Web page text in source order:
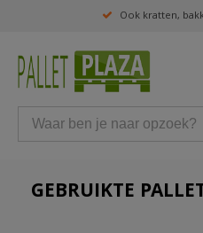
Ook kratten,
GEBRUIKTE